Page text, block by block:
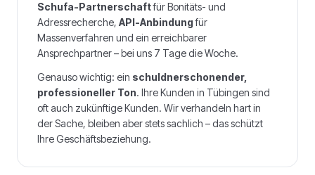
Schufa-Partnerschaftfür Bonitäts- und
Adressrecherche, API-Anbindungfür
Massenverfahren und ein erreichbarer
Ansprechpartner – bei uns 7 Tage die Woche.
Genauso wichtig: ein schuldnerschonender,
professioneller Ton. Ihre Kunden in Tübingen sind
oft auch zukünftige Kunden. Wir verhandeln hart in
der Sache, bleiben aber stets sachlich – das schützt
Ihre Geschäftsbeziehung.